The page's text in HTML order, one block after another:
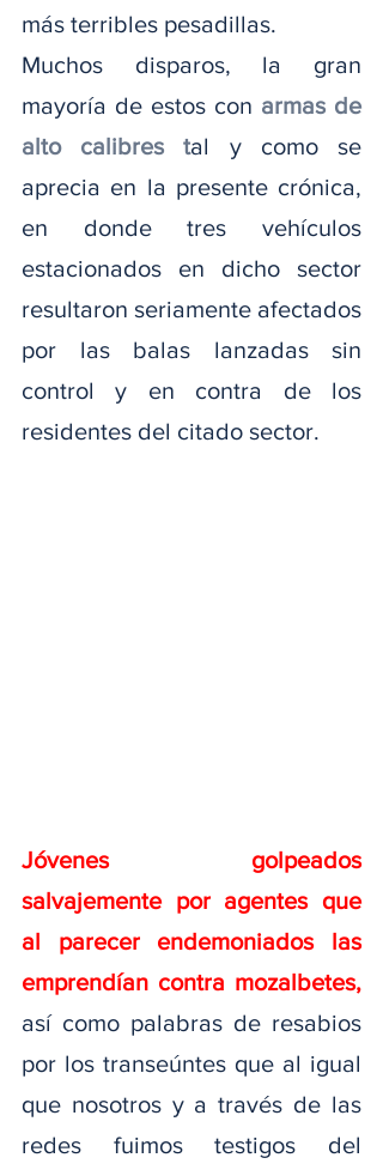
más terribles pesadillas.
Muchos disparos, la gran
mayoría de estos con armas de
alto calibres tal y como se
aprecia en la presente crónica,
en donde tres vehículos
estacionados en dicho sector
resultaron seriamente afectados
por las balas lanzadas sin
control y en contra de los
residentes del citado sector.
Jóvenes golpeados
salvajemente por agentes que
al parecer endemoniados las
así como palabras de resabios
por los transeúntes que al igual
que nosotros y a través de las
redes fuimos testigos del